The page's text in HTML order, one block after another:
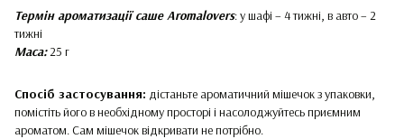
Термін ароматизації саше Aromalovers: у шафі – 4 тижні, в авто – 2
тижні
Маса:25 г
Спосіб застосування: дістаньте ароматичний мішечок з упаковки,
помістіть його в необхідному просторі і насолоджуйтесь приємним
ароматом. Сам мішечок відкривати не потрібно.